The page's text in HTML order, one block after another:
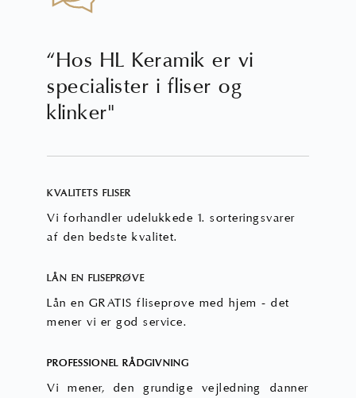
“Hos HL Keramik er vi
specialister i fliser og
klinker"
KVALITETS FLISER
Vi forhandler udelukkede 1. sorteringsvarer
af den bedste kvalitet.
LÅN EN FLISEPRØVE
Lån en GRATIS fliseprøve med hjem - det
mener vi er god service.
PROFESSIONEL RÅDGIVNING
Vi mener, den grundige vejledning danner